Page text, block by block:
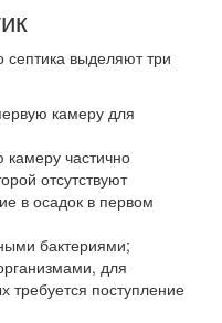
септика выделяют три
камеру для
частично
отсутствуют
в осадок в первом
бактериями;
для
требуется поступление